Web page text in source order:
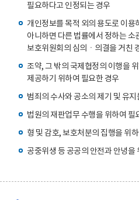
필요하다고 인정되는 경우
개인정보를 목적 외의 용도로 이용
아니하면 다른 법률에서 정하는 소
보호위원회의 심의ㆍ의결을 거친
조약, 그 밖의 국제협정의 이행을
제공하기 위하여 필요한 경우
범죄의 수사와 공소의 제기 및 유
법원의 재판업무 수행을 위하여 필
형 및 감호, 보호처분의 집행을 위
공중위생 등 공공의 안전과 안녕을